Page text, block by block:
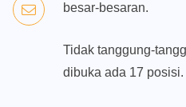
besar-besaran.
Tidak tanggung-
dibuka ada 17 posisi.